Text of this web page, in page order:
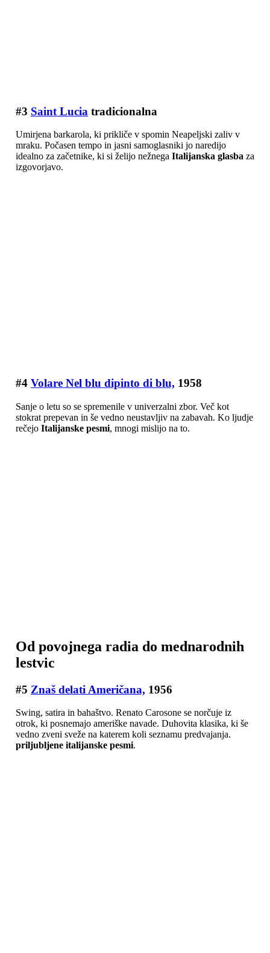
#3 Saint Lucia tradicionalna
Umirjena barkarola, ki prikliče v spomin Neapeljski zaliv v
mraku. Počasen tempo in jasni samoglasniki jo naredijo
idealno za začetnike, ki si želijo nežnega Italijanska glasba za
izgovorjavo.
#4 Volare Nel blu dipinto di blu, 1958
Sanje o letu so se spremenile v univerzalni zbor. Več kot
stokrat prepevan in še vedno neustavljiv na zabavah. Ko ljudje
rečejo Italijanske pesmi, mnogi mislijo na to.
Od povojnega radia do mednarodnih
lestvic
#5 Znaš delati Američana, 1956
Swing, satira in bahaštvo. Renato Carosone se norčuje iz
otrok, ki posnemajo ameriške navade. Duhovita klasika, ki še
vedno zveni sveže na katerem koli seznamu predvajanja.
priljubljene italijanske pesmi.